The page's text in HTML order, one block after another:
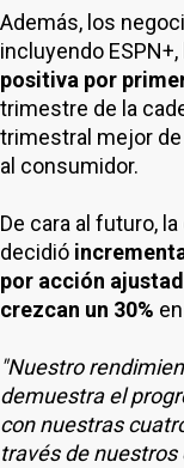
Además, los
incluyendo
positiva por
trimestre de la
trimestral mejor
al consumidor.
De cara al futuro,
decidió
por acción
crezcan un 30%
"Nuestro
demuestra el
con nuestras
través de